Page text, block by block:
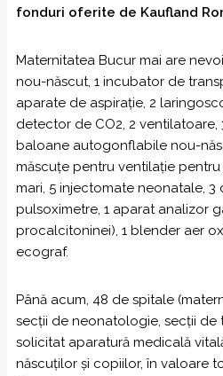
fonduri oferite de Kaufland
Maternitatea Bucur mai are
nou-născut, 1 incubator de
aparate de aspirație, 2
detector de CO2, 2
baloane autogonflabile nou-
măscuțe pentru ventilație pentru
mari, 5 injectomate neonatale, 3
pulsoximetre, 1 aparat analizor
procalcitoninei), 1 blender aer
ecograf.
Până acum, 48 de spitale
secții de neonatologie, secții de
solicitat aparatură medicală
născuților și copiilor, în valoare